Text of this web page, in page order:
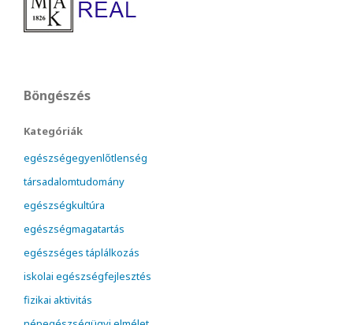
Böngészés
Kategóriák
egészségegyenlőtlenség
társadalomtudomány
egészségkultúra
egészségmagatartás
egészséges táplálkozás
iskolai egészségfejlesztés
fizikai aktivitás